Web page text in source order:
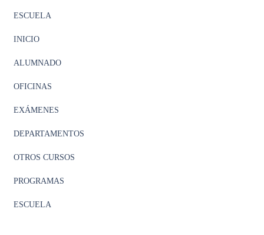
ESCUELA
INICIO
ALUMNADO
OFICINAS
EXÁMENES
DEPARTAMENTOS
OTROS CURSOS
PROGRAMAS
ESCUELA